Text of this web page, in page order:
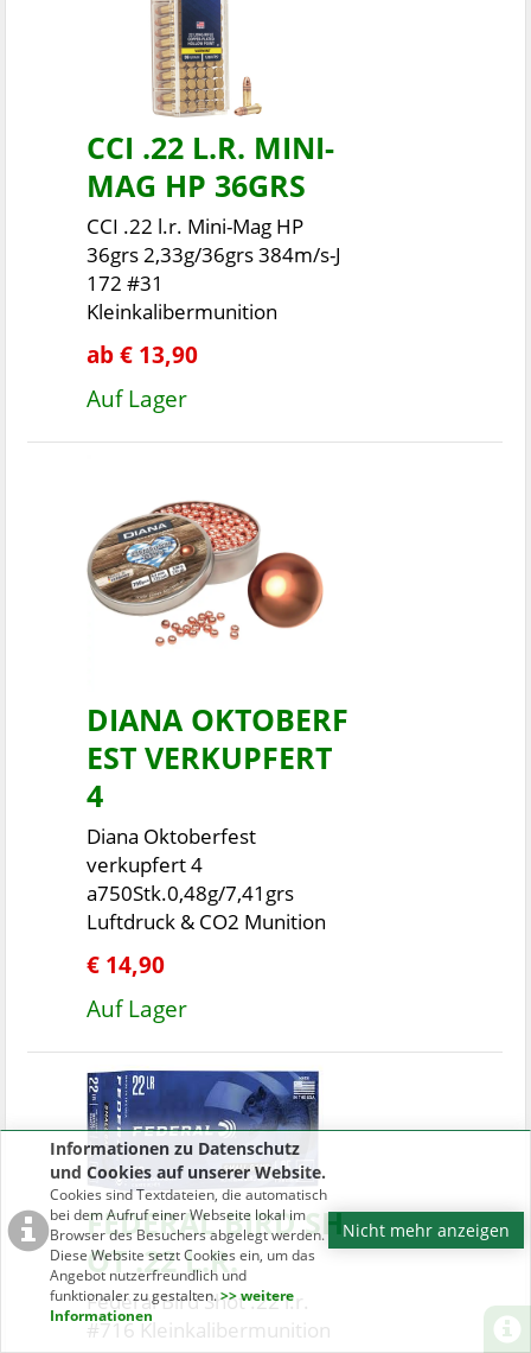
Informationen zu Datenschutz
und Cookies auf unserer Website.
Cookies sind Textdateien, die automatisch
bei dem Aufruf einer Webseite lokal im
Browser des Besuchers abgelegt werden.
Diese Website setzt Cookies ein, um das
Angebot nutzerfreundlich und
funktionaler zu gestalten.>> weitere
Informationen
Nicht mehr anzeigen
CCI .22 L.R. MINI-
MAG HP 36GRS
CCI .22 l.r. Mini-Mag HP
36grs 2,33g/36grs 384m/s-J
172 #31
Kleinkalibermunition
ab € 13,90
Auf Lager
DIANA OKTOBERF
EST VERKUPFERT
4
Diana Oktoberfest
verkupfert 4
a750Stk.0,48g/7,41grs
Luftdruck & CO2 Munition
€ 14,90
Auf Lager
FEDERAL BIRD SH
OT .22 L.R.
Federal Bird Shot .22 l.r.
#716 Kleinkalibermunition